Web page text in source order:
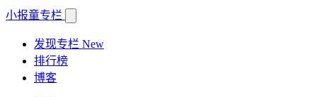
小报童专栏
发现专栏 New
排行榜
博客